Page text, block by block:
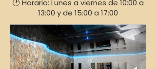
🕐 Horario: Lunes a viernes de 10:00 a
13:00 y de 15:00 a 17:00